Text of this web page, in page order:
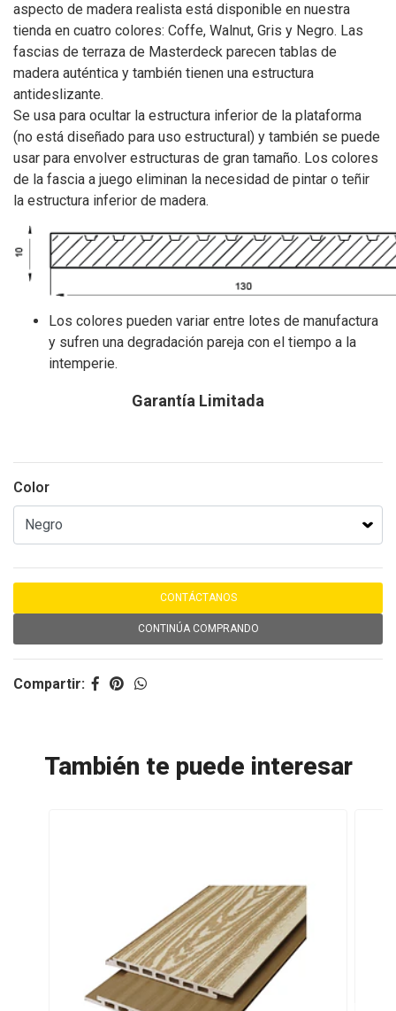
aspecto de madera realista está disponible en nuestra
tienda en cuatro colores: Coffe, Walnut, Gris y Negro. Las
fascias de terraza de Masterdeck parecen tablas de
madera auténtica y también tienen una estructura
antideslizante.
Se usa para ocultar la estructura inferior de la plataforma
(no está diseñado para uso estructural) y también se puede
usar para envolver estructuras de gran tamaño. Los colores
de la fascia a juego eliminan la necesidad de pintar o teñir
la estructura inferior de madera.
Los colores pueden variar entre lotes de manufactura
y sufren una degradación pareja con el tiempo a la
intemperie.
Garantía Limitada
Color
CONTÁCTANOS
CONTINÚA COMPRANDO
Compartir:
También te puede interesar